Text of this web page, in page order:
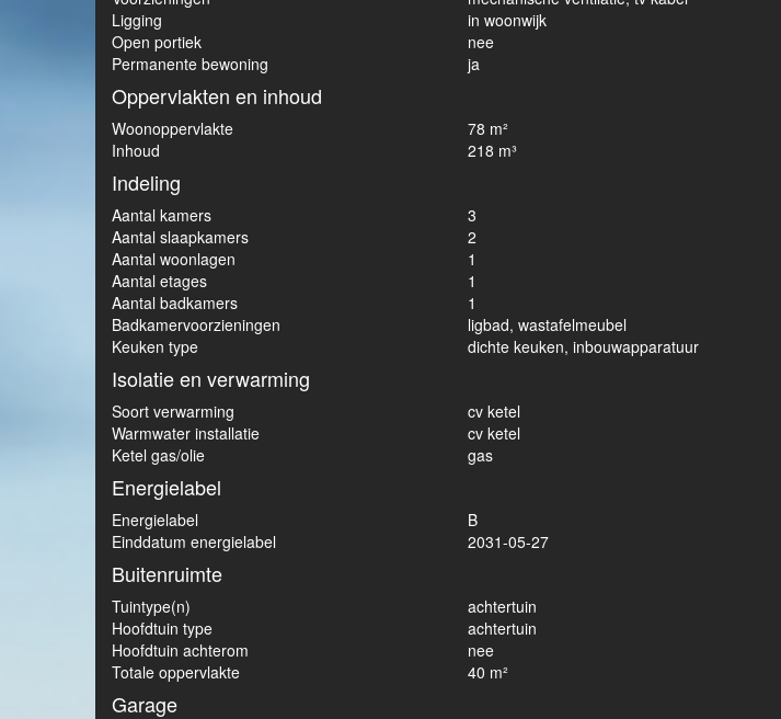
Ligging
in woonwijk
Open portiek
nee
Permanente bewoning
ja
Oppervlakten en inhoud
Woonoppervlakte
78 m²
Inhoud
218 m³
Indeling
Aantal kamers
3
Aantal slaapkamers
2
Aantal woonlagen
1
Aantal etages
1
Aantal badkamers
1
Badkamervoorzieningen
ligbad, wastafelmeubel
Keuken type
dichte keuken, inbouwapparatuur
Isolatie en verwarming
Soort verwarming
cv ketel
Warmwater installatie
cv ketel
Ketel gas/olie
gas
Energielabel
Energielabel
B
Einddatum energielabel
2031-05-27
Buitenruimte
Tuintype(n)
achtertuin
Hoofdtuin type
achtertuin
Hoofdtuin achterom
nee
Totale oppervlakte
40 m²
Garage